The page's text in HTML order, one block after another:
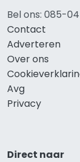
Bel ons: 085-04
Contact
Adverteren
Over ons
Avg
Privacy
Direct naar